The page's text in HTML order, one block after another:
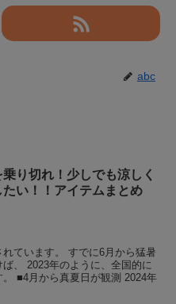
abc
り切れ！少しでも涼しく
たい！！アイテムまとめ
ています。 すでに6月から猛暑
、 2023年のように、全国的に
■4月から真夏日が観測 2024年